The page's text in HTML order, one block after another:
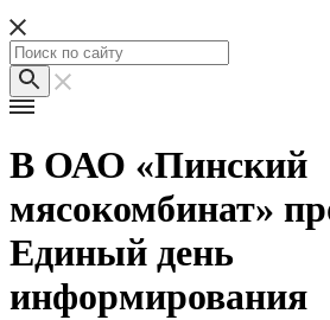
В ОАО «Пинский
мясокомбинат»
Единый день
информирования